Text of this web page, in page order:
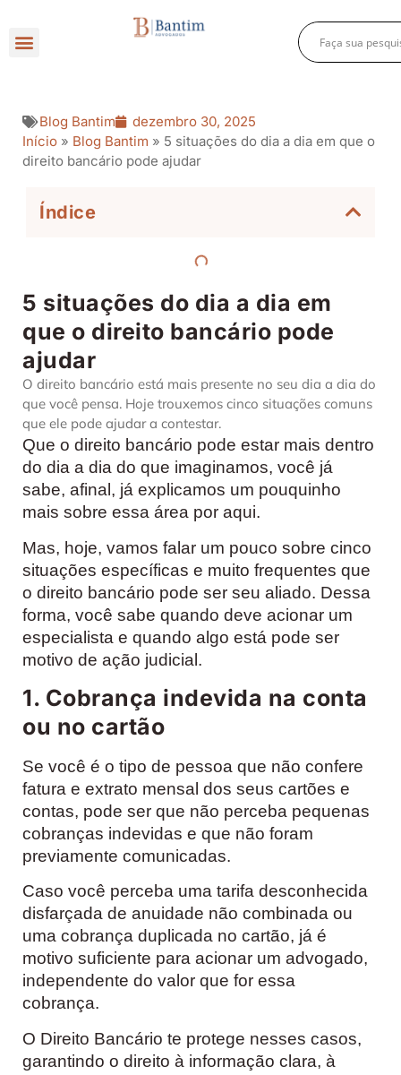
Blog Bantim
dezembro 30, 2025
Início » Blog Bantim » 5 situações do dia a dia em que o
direito bancário pode ajudar
Índice
5 situações do dia a dia em
que o direito bancário pode
ajudar
O direito bancário está mais presente no seu dia a dia do
que você pensa. Hoje trouxemos cinco situações comuns
que ele pode ajudar a contestar.
Que o direito bancário pode estar mais dentro
do dia a dia do que imaginamos, você já
sabe, afinal, já explicamos um pouquinho
mais sobre essa área por aqui.
Mas, hoje, vamos falar um pouco sobre cinco
situações específicas e muito frequentes que
o direito bancário pode ser seu aliado. Dessa
forma, você sabe quando deve acionar um
especialista e quando algo está pode ser
motivo de ação judicial.
1. Cobrança indevida na conta
ou no cartão
Se você é o tipo de pessoa que não confere
fatura e extrato mensal dos seus cartões e
contas, pode ser que não perceba pequenas
cobranças indevidas e que não foram
previamente comunicadas.
Caso você perceba uma tarifa desconhecida
disfarçada de anuidade não combinada ou
uma cobrança duplicada no cartão, já é
motivo suficiente para acionar um advogado,
independente do valor que for essa
cobrança.
O Direito Bancário te protege nesses casos,
garantindo o direito à informação clara, à